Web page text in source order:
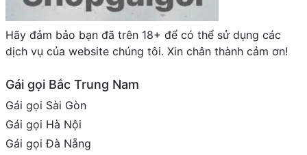
Hãy đảm bảo bạn đã trên 18+ để có thể sử dụng các
dịch vụ của website chúng tôi. Xin chân thành cảm ơn!
Gái gọi Bắc Trung Nam
Gái gọi Sài Gòn
Gái gọi Hà Nội
Gái gọi Đà Nẵng